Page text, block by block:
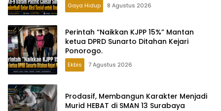
Gaya Hidup 8 Agustus 2026
Perintah “Naikkan KJPP 15%” Mantan
ketua DPRD Sunarto Ditahan Kejari
Ponorogo.
Ekbis 7 Agustus 2026
Prodasif, Membangun Karakter Menjadi
Murid HEBAT di SMAN 13 Surabaya